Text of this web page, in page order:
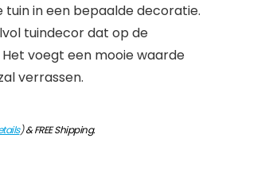
in een bepaalde decoratie.
tuindecor dat op de
voegt een mooie waarde
verrassen.
)&FREE Shipping.